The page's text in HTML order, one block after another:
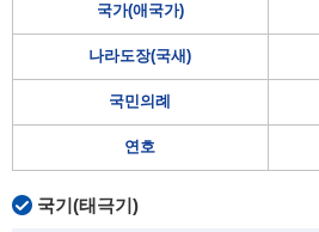
국가(애국가)
나라도장(국새)
국민의례
연호
국기(태극기)